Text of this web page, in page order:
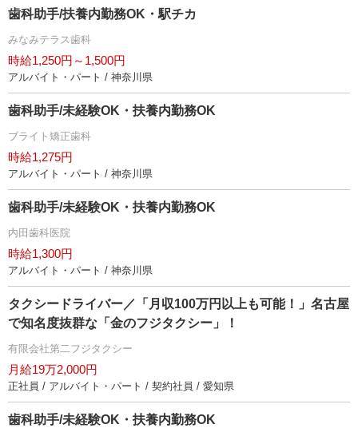
歯科助手/扶養内勤務OK・駅チカ
みなみテラス歯科
時給1,250円～1,500円
アルバイト・パート / 神奈川県
歯科助手/未経験OK・扶養内勤務OK
ブライト矯正歯科
時給1,275円
アルバイト・パート / 神奈川県
歯科助手/未経験OK・扶養内勤務OK
内田歯科医院
時給1,300円
アルバイト・パート / 神奈川県
タクシードライバー／「月収100万円以上も可能！」名古屋
で知名度抜群な「金のフジタクシー」！
有限会社第二フジタクシー
月給19万2,000円
正社員 / アルバイト・パート / 契約社員 / 愛知県
歯科助手/未経験OK・扶養内勤務OK